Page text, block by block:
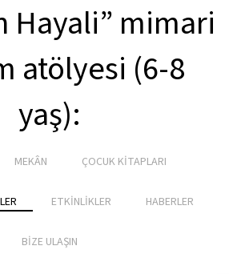
Hayali” mimari
atölyesi (6-8
yaş):
MEKÂN ÇOCUK KİTAPLARI
ETKİNLİKLER HABERLER
BİZE ULAŞIN